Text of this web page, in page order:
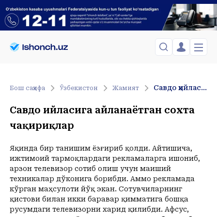
ЎЗБЕКИСТОН
Жамият
Иқтисод
ХОРИЖ
Сиёсат
ЎЗГАЧА РАКУРС
МЕҲНАТ ҲУҚУҚИ
ҲОДИСА
ИНТЕРВЬЮ
Telefon raqamingizni kiritng
Менинг саҳифам
СақланганларToshkent Shahar
+30 C
Hozir
+30C
21:00
+28C
22:00
+28C +25
Бош саҳифа Ўзбекистон Жамият Cавдо ҳийласига айланаётган сохта чақириқлар
Cавдо ҳийласига айланаётган сохта
чақириқлар
Яқинда бир танишим ёзғириб қолди. Айтишича,
ижтимоий тармоқлардаги рекламаларга ишониб,
арзон телевизор сотиб олиш учун маиший
техникалар дўконига борибди. Аммо рекламада
кўрган маҳсулоти йўқ экан. Сотувчиларнинг
қистови билан икки баравар қимматига бошқа
русумдаги телевизорни харид қилибди. Афсус,